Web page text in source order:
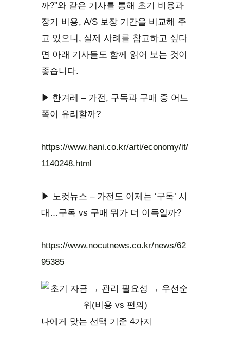
까?”와 같은 기사를 통해 초기 비용과
장기 비용, A/S 보장 기간을 비교해 주
고 있으니, 실제 사례를 참고하고 싶다
면 아래 기사들도 함께 읽어 보는 것이
좋습니다.
▶ 한겨레 – 가전, 구독과 구매 중 어느
쪽이 유리할까?
https://www.hani.co.kr/arti/economy/it/
1140248.html
▶ 노컷뉴스 – 가전도 이제는 ‘구독’ 시
대…구독 vs 구매 뭐가 더 이득일까?
https://www.nocutnews.co.kr/news/62
95385
나에게 맞는 선택 기준 4가지